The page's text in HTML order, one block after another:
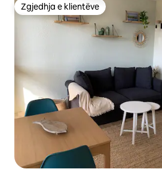
Zgjedhja e klientëve
Zgjedhja e klientëve